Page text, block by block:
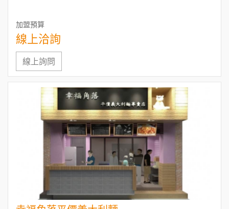
加盟預算
線上洽詢
線上詢問